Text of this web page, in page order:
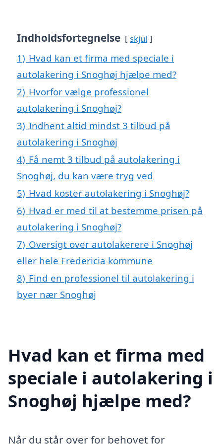
Indholdsfortegnelse skjul
1) Hvad kan et firma med speciale i
autolakering i Snoghøj hjælpe med?
2) Hvorfor vælge professionel
autolakering i Snoghøj?
3) Indhent altid mindst 3 tilbud på
autolakering i Snoghøj
4) Få nemt 3 tilbud på autolakering i
Snoghøj, du kan være tryg ved
5) Hvad koster autolakering i Snoghøj?
6) Hvad er med til at bestemme prisen på
autolakering i Snoghøj?
7) Oversigt over autolakerere i Snoghøj
eller hele Fredericia kommune
8) Find en professionel til autolakering i
byer nær Snoghøj
Hvad kan et firma med
speciale i autolakering i
Snoghøj hjælpe med?
Når du står over for behovet for